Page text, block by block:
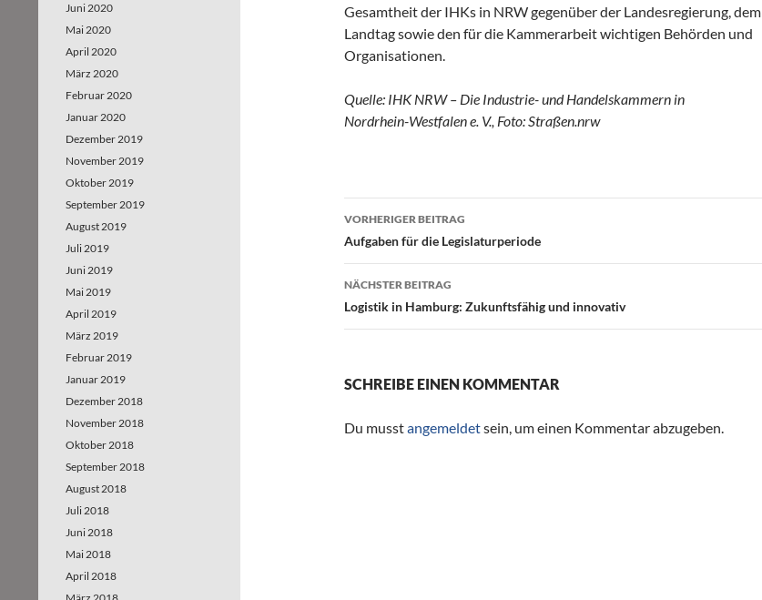
Gesamtheit der IHKs in NRW gegenüber der Landesregierung, dem
Landtag sowie den für die Kammerarbeit wichtigen Behörden und
Organisationen.
Quelle: IHK NRW – Die Industrie- und Handelskammern in
Nordrhein-Westfalen e. V., Foto: Straßen.nrw
Beitragsnavigation
VORHERIGER BEITRAG
Aufgaben für die Legislaturperiode
NÄCHSTER BEITRAG
Logistik in Hamburg: Zukunftsfähig und innovativ
SCHREIBE EINEN KOMMENTAR
Du musstangemeldetsein, um einen Kommentar abzugeben.
Juni 2020
Mai 2020
April 2020
März 2020
Februar 2020
Januar 2020
Dezember 2019
November 2019
Oktober 2019
September 2019
August 2019
Juli 2019
Juni 2019
Mai 2019
April 2019
März 2019
Februar 2019
Januar 2019
Dezember 2018
November 2018
Oktober 2018
September 2018
August 2018
Juli 2018
Juni 2018
Mai 2018
April 2018